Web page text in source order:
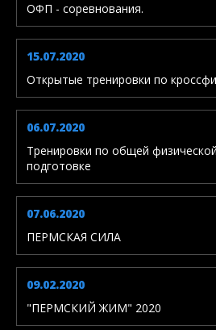
ОФП - соревнования.
15.07.2020
Открытые тренировки по
06.07.2020
Тренировки по общей физической
подготовке
07.06.2020
ПЕРМСКАЯ СИЛА
09.02.2020
"ПЕРМСКИЙ ЖИМ" 2020